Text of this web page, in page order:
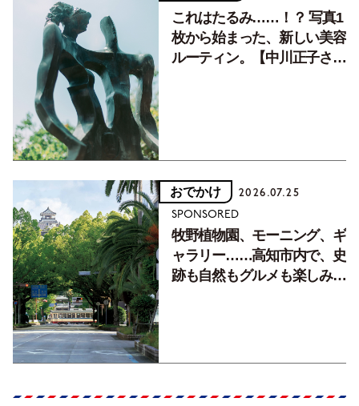
これはたるみ……！？ 写真1
枚から始まった、新しい美容
ルーティン。【中川正子さん
おでかけ 2026.07.25
SPONSORED
牧野植物園、モーニング、ギ
ャラリー……高知市内で、史
跡も自然もグルメも楽しみ尽